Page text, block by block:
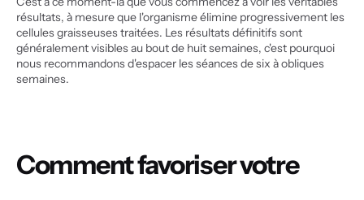
résultats, à mesure que l'organisme élimine progressivement les
cellules graisseuses traitées. Les résultats définitifs sont
généralement visibles au bout de huit semaines, c'est pourquoi
nous recommandons d'espacer les séances de six à obliques
semaines.
Comment favoriser votre